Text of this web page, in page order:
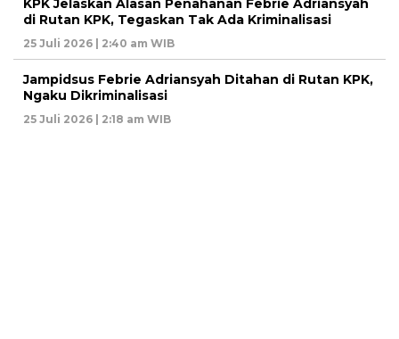
KPK Jelaskan Alasan Penahanan Febrie Adriansyah
di Rutan KPK, Tegaskan Tak Ada Kriminalisasi
25 Juli 2026 | 2:40 am WIB
Jampidsus Febrie Adriansyah Ditahan di Rutan KPK,
Ngaku Dikriminalisasi
25 Juli 2026 | 2:18 am WIB